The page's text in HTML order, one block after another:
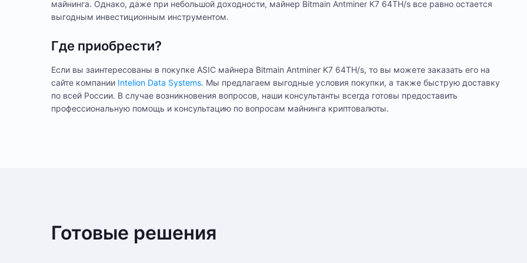
майнинга. Однако, даже при небольшой доходности, майнер Bitmain Antminer K7 64TH/s все равно остается
выгодным инвестиционным инструментом.
Где приобрести?
Если вы заинтересованы в покупке ASIC майнера Bitmain Antminer K7 64TH/s, то вы можете заказать его на
сайте компании Intelion Data Systems. Мы предлагаем выгодные условия покупки, а также быструю доставку
по всей России. В случае возникновения вопросов, наши консультанты всегда готовы предоставить
профессиональную помощь и консультацию по вопросам майнинга криптовалюты.
Производитель
Энергопотребление
Оплата в офисе
Готовые решения